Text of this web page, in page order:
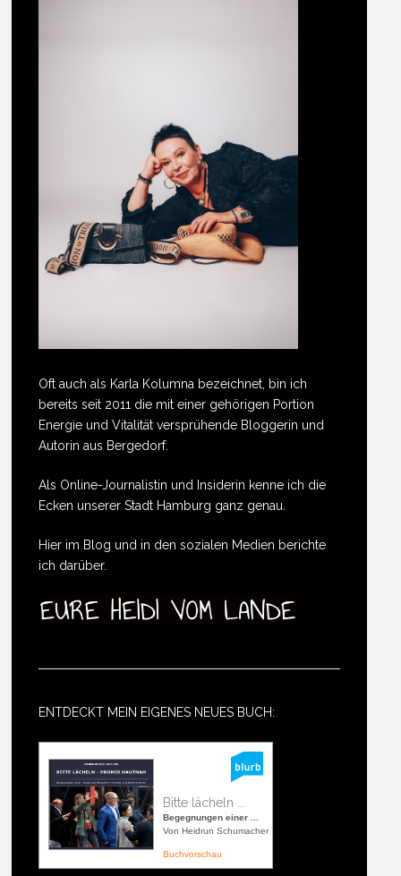
Oft auch als Karla Kolumna bezeichnet, bin ich
bereits seit 2011 die mit einer gehörigen Portion
Energie und Vitalität versprühende Bloggerin und
Autorin aus Bergedorf.
Als Online-Journalistin und Insiderin kenne ich die
Ecken unserer Stadt Hamburg ganz genau.
Hier im Blog und in den sozialen Medien berichte
ich darüber.
ENTDECKT MEIN EIGENES NEUES BUCH:
Bitte lächeln ...
Begegnungen einer ...
Von Heidrun Schumacher
Buchvorschau